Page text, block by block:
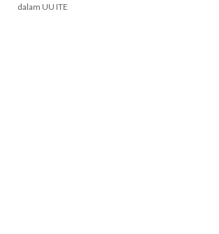
dalam UU ITE